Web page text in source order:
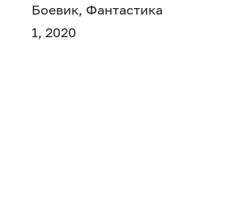
Боевик, Фантастика
1, 2020